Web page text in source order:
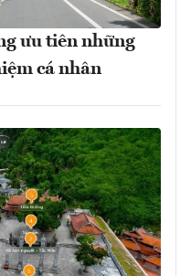
ưu tiên những
cá nhân